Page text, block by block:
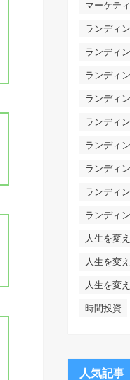
マーケテ
ランディ
ランディ
ランディ
ランディ
ランディ
ランディ
ランディ
ランディ
ランディ
人生を変
人生を変
人生を変
時間投資
人気記事